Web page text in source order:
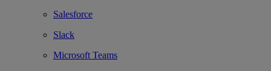
Salesforce
Slack
Microsoft Teams